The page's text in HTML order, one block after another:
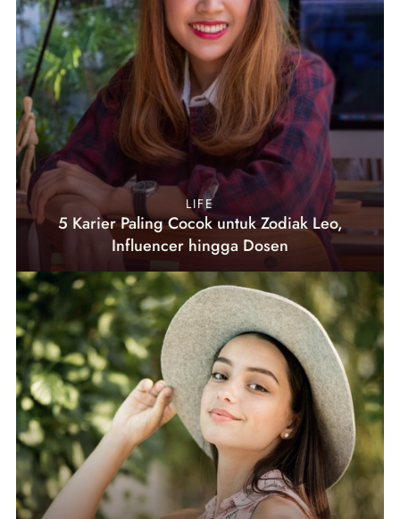
LIFE
5 Karier Paling Cocok untuk Zodiak Leo,
Influencer hingga Dosen